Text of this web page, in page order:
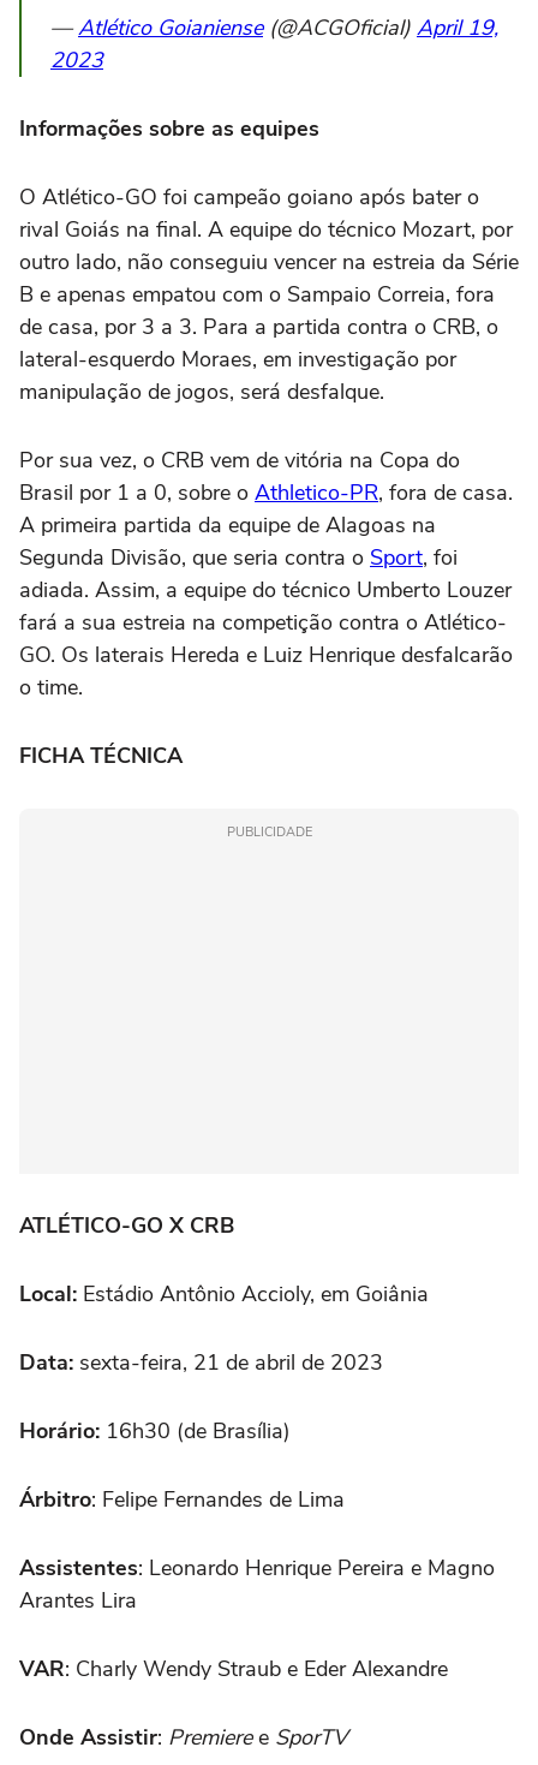
—Atlético Goianiense(@ACGOficial) April 19,
2023
Informações sobre as equipes
O Atlético-GO foi campeão goiano após bater o
rival Goiás na final. A equipe do técnico Mozart, por
outro lado, não conseguiu vencer na estreia da Série
B e apenas empatou com o Sampaio Correia, fora
de casa, por 3 a 3. Para a partida contra o CRB, o
lateral-esquerdo Moraes, em investigação por
manipulação de jogos, será desfalque.
Por sua vez, o CRB vem de vitória na Copa do
Brasil por 1 a 0, sobre o Athletico-PR, fora de casa.
A primeira partida da equipe de Alagoas na
Segunda Divisão, que seria contra o Sport, foi
adiada. Assim, a equipe do técnico Umberto Louzer
fará a sua estreia na competição contra o Atlético-
GO. Os laterais Hereda e Luiz Henrique desfalcarão
o time.
FICHA TÉCNICA
PUBLICIDADE
ATLÉTICO-GO X CRB
Local: Estádio Antônio Accioly, em Goiânia
Data: sexta-feira, 21 de abril de 2023
Horário: 16h30 (de Brasília)
Árbitro: Felipe Fernandes de Lima
Assistentes: Leonardo Henrique Pereira e Magno
Arantes Lira
VAR: Charly Wendy Straub e Eder Alexandre
Onde Assistir: Premieree SporTV